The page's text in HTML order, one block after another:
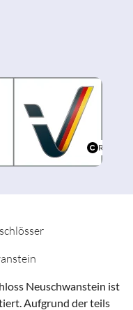
Reisen
Neuschwanstein ist
Aufgrund der teils